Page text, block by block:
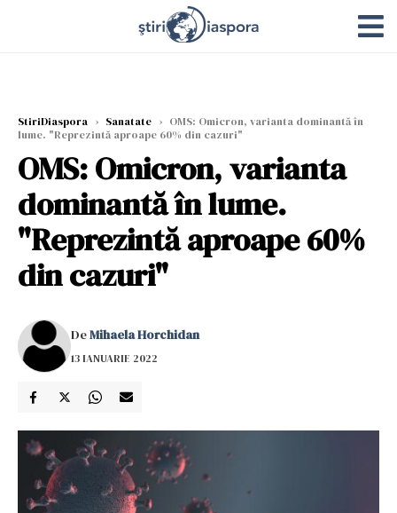
StiriDiaspora › Sanatate › OMS: Omicron, varianta dominantă în
lume. "Reprezintă aproape 60% din cazuri"
OMS: Omicron, varianta
dominantă în lume.
"Reprezintă aproape 60%
din cazuri"
DeMihaela Horchidan
13 IANUARIE 2022